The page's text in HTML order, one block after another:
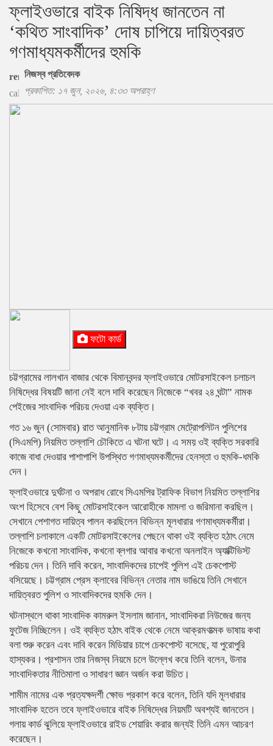
ফ্লাইওভারে বাইক নিষিদ্ধ জানতেন না
‘কথিত সাংবাদিক’ দোষ চাপিয়ে দায়িত্বরত
গণমাধ্যমকর্মীদের হুমকি
নিজস্ব প্রতিবেদক
প্রকাশিত: ১৭ জুন, ২০২৬, ৪:৩৩ অপরাহ্ণ
ফটো কার্ড
চট্টগ্রামের লালখান বাজার থেকে বিমানবন্দর ফ্লাইওভারে মোটরসাইকেল চলাচল
নিষিদ্ধের বিষয়টি জানা নেই বলে দাবি করেছেন নিজেকে “খবর ২৪ ঘন্টা” নামক
পেইজের সাংবাদিক পরিচয় দেওয়া এক ব্যক্তি।
গত ১৬ জুন (সোমবার) রাত আনুমানিক ৮টায় চট্টগ্রাম মেট্রোপলিটন পুলিশের
(সিএমপি) নিয়মিত তল্লাশি চৌকিতে এ ঘটনা ঘটে। এ সময় ওই ব্যক্তি সরকারি
কাজে বাধা দেওয়ার পাশাপাশি উপস্থিত গণমাধ্যমকর্মীদের হেনস্তা ও হুমকি-ধমকি
দেন।
ফ্লাইওভারে দুর্ঘটনা ও অপরাধ রোধে সিএমপির ট্রাফিক বিভাগ নিয়মিত তল্লাশির
অংশ হিসেবে বেশ কিছু মোটরসাইকেল আরোহীকে মামলা ও জরিমানা করছিল।
সেখানে পেশাগত দায়িত্ব পালন করছিলেন বিভিন্ন মূলধারার গণমাধ্যমকর্মীরা।
তল্লাশি চলাকালে একটি মোটরসাইকেলের পেছনে থাকা ওই ব্যক্তি হঠাৎ নেমে
নিজেকে কখনো সাংবাদিক, কখনো ব্লগার আবার কখনো অনলাইন অ্যাক্টিভিস্ট
পরিচয় দেন। তিনি দাবি করেন, সাংবাদিকদের চাপেই পুলিশ এই চেকপোস্ট
বসিয়েছে। চট্টগ্রাম প্রেস ক্লাবের বিভিন্ন নেতার নাম ভাঙিয়ে তিনি সেখানে
দায়িত্বরত পুলিশ ও সাংবাদিকদের হুমকি দেন।
ঘটনাস্থলে থাকা সাংবাদিক কামরুল ইসলাম জানান, সাংবাদিকরা নিউজের জন্য
ফুটেজ নিচ্ছিলেন। ওই ব্যক্তি হঠাৎ বাইক থেকে নেমে আক্রমণাত্মক ভাষায় কথা
বলা শুরু করেন এবং দাবি করেন মিডিয়ার চাপে চেকপোস্ট বসেছে, যা পুরোপুরি
হাস্যকর। প্রশাসন তার নিজস্ব নিয়মে চলে উল্লেখ করে তিনি বলেন, উনার
সাংবাদিকতার নীতিমালা ও সাধারণ জ্ঞান অর্জন করা উচিত।
শামীম নামের এক প্রত্যক্ষদর্শী ক্ষোভ প্রকাশ করে বলেন, তিনি যদি মূলধারার
সাংবাদিক হতেন তবে ফ্লাইওভারে বাইক নিষিদ্ধের নিয়মটি অবশ্যই জানতেন।
গলায় কার্ড ঝুলিয়ে ফ্লাইওভারে রাইড শেয়ারিং করার জন্যই তিনি এমন আচরণ
করেছেন।